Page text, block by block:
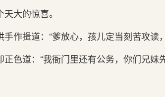
大的惊喜。
作揖道：“爹放心，孩儿定当刻苦攻读
色道：“我衙门里还有公务，你们兄妹